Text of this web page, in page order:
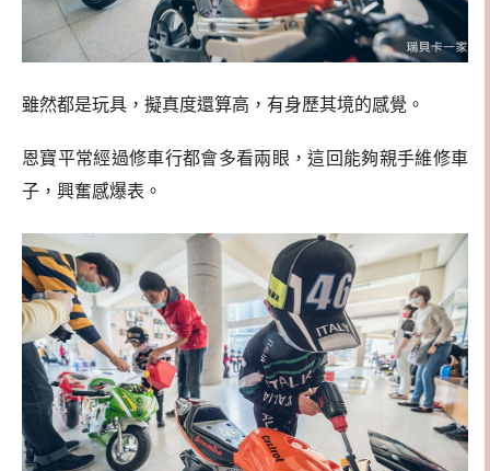
雖然都是玩具，擬真度還算高，有身歷其境的感覺。
恩寶平常經過修車行都會多看兩眼，這回能夠親手維修車
子，興奮感爆表。